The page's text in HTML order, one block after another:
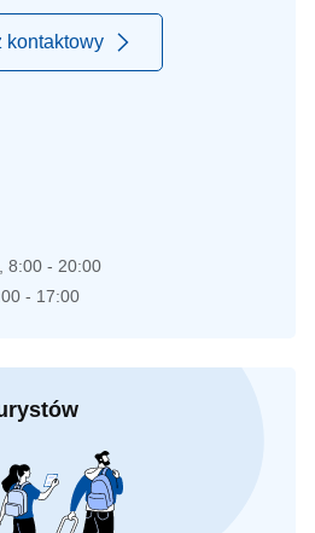
kontaktowy
8:00 - 20:00
- 17:00